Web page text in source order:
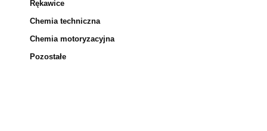
Rękawice
Chemia techniczna
Chemia motoryzacyjna
Pozostałe